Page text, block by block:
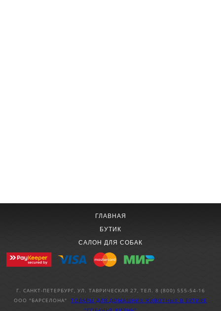
ГЛАВНАЯ
БУТИК
САЛОН ДЛЯ СОБАК
Г. САНКТ-ПЕТЕРБУРГ, УЛ. ТАВРИЧЕСКАЯ 27, ТЕЛ. 8 (800) 555-54-16
ООО "БАРСЕЛОНА" ТОВАРЫ ДЛЯ ДОМАШНИХ ЖИВОТНЫХ В БУТИКЕ